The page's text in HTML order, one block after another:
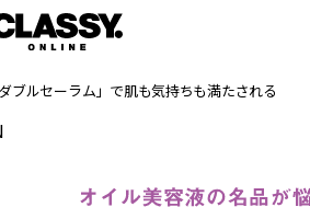
ブルセーラム」で肌も気持ちも満たされる